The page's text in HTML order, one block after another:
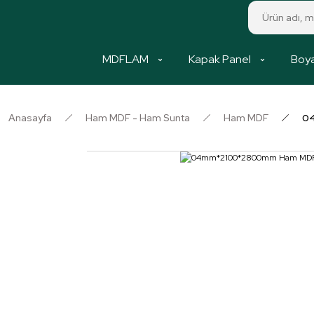
MDFLAM Kapak Panel
Anasayfa Ham MDF - Ham Sunta Ham MDF